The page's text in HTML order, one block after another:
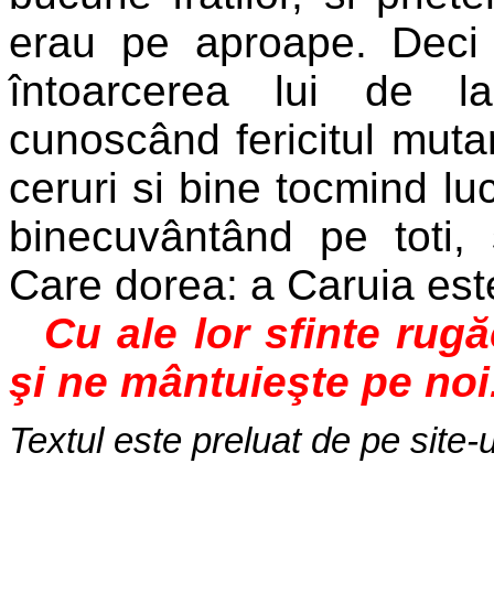
erau pe aproape.
întoarcerea lui de
cunoscând fericitul
ceruri si bine tocmind
binecuvântând pe
Care dorea: a Caruia
Cu ale lor sfinte
şi ne mântuieşte pe
Textul este preluat de pe